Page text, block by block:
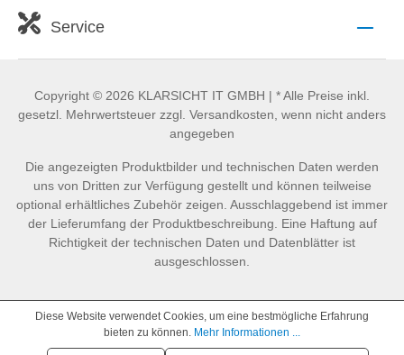
Service
Copyright © 2026 KLARSICHT IT GMBH | * Alle Preise inkl.
gesetzl. Mehrwertsteuer zzgl. Versandkosten, wenn nicht anders
angegeben
Die angezeigten Produktbilder und technischen Daten werden
uns von Dritten zur Verfügung gestellt und können teilweise
optional erhältliches Zubehör zeigen. Ausschlaggebend ist immer
der Lieferumfang der Produktbeschreibung. Eine Haftung auf
Richtigkeit der technischen Daten und Datenblätter ist
ausgeschlossen.
Diese Website verwendet Cookies, um eine bestmögliche Erfahrung
bieten zu können. Mehr Informationen ...